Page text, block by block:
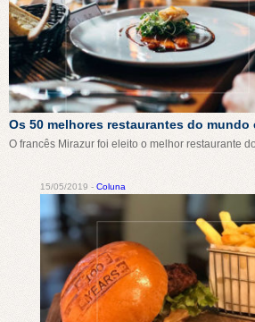
Os 50 melhores restaurantes do mundo
O francês Mirazur foi eleito o melhor restaurante
15/05/2019 - Coluna